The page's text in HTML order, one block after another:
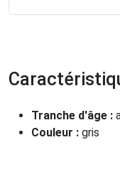
Tranche d'âge :
Couleur : gris